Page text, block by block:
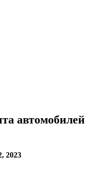
автомобилей
2023